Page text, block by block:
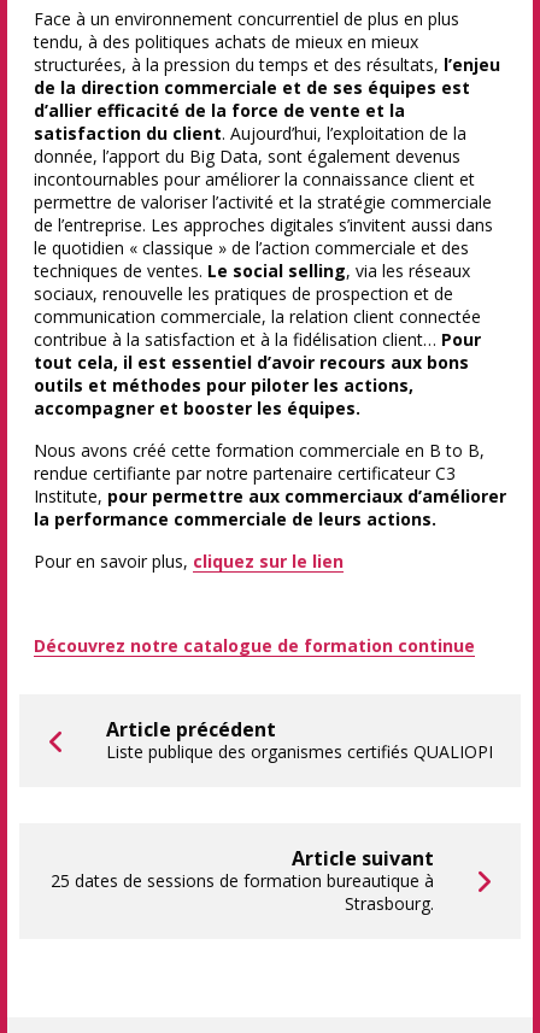
Face à un environnement concurrentiel de plus en plus
tendu, à des politiques achats de mieux en mieux
structurées, à la pression du temps et des résultats, l’enjeu
de la direction commerciale et de ses équipes est
d’allier efficacité de la force de vente et la
satisfaction du client. Aujourd’hui, l’exploitation de la
donnée, l’apport du Big Data, sont également devenus
incontournables pour améliorer la connaissance client et
permettre de valoriser l’activité et la stratégie commerciale
de l’entreprise. Les approches digitales s’invitent aussi dans
le quotidien « classique » de l’action commerciale et des
techniques de ventes. Le social selling, via les réseaux
sociaux, renouvelle les pratiques de prospection et de
communication commerciale, la relation client connectée
contribue à la satisfaction et à la fidélisation client… Pour
tout cela, il est essentiel d’avoir recours aux bons
outils et méthodes pour piloter les actions,
accompagner et booster les équipes.
Nous avons créé cette formation commerciale en B to B,
rendue certifiante par notre partenaire certificateur C3
Institute, pour permettre aux commerciaux d’améliorer
la performance commerciale de leurs actions.
Pour en savoir plus, cliquez sur le lien
Découvrez notre catalogue de formation continue
Article précédent
Liste publique des organismes certifiés QUALIOPI
Article suivant
25 dates de sessions de formation bureautique à
Strasbourg.